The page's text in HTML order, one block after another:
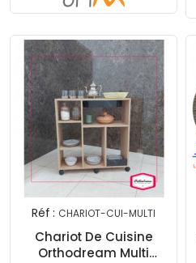
Réf : CHARIOT-CUI-MULTI
Chariot De Cuisine
Orthodream Multi